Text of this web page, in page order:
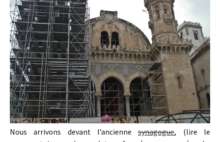
Nous arrivons devant l’anciennesynagogue, (lire le